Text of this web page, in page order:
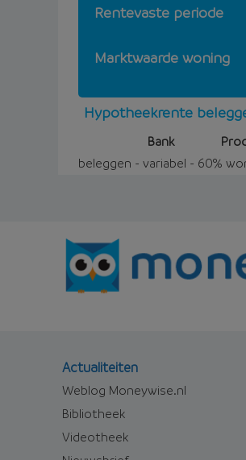
Rentevaste periode
Marktwaarde woning
Hypotheekrente
Bank
beleggen - variabel - 60%
Actualiteiten
Weblog Moneywise.nl
Bibliotheek
Videotheek